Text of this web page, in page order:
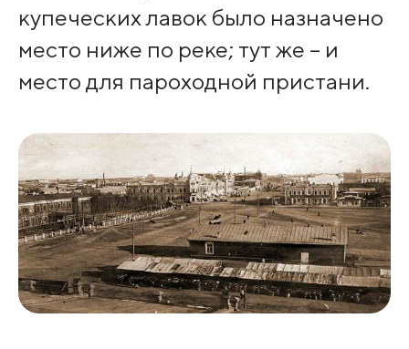
купеческих лавок было назначено
место ниже по реке; тут же – и
место для пароходной пристани.